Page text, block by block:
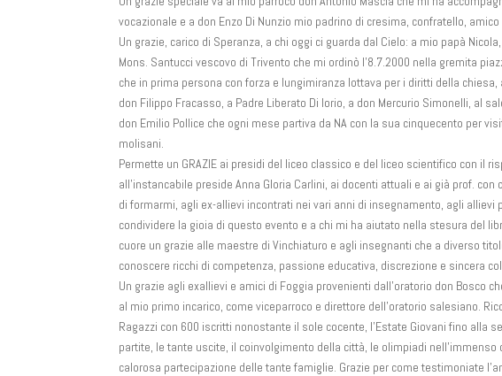
vocazionale e a don Enzo Di Nunzio mio padrino di cresima, confratello,
Un grazie, carico di Speranza, a chi oggi ci guarda dal Cielo: a mio papà
Mons. Santucci vescovo di Trivento che mi ordinò l’8.7.2000 nella gremita
che in prima persona con forza e lungimiranza lottava per i diritti della chiesa,
don Filippo Fracasso, a Padre Liberato Di Iorio, a don Mercurio Simonelli, al
don Emilio Pollice che ogni mese partiva da NA con la sua cinquecento per
molisani.
Permette un GRAZIE ai presidi del liceo classico e del liceo scientifico con il
all’instancabile preside Anna Gloria Carlini, ai docenti attuali e ai già prof. con
di formarmi, agli ex-allievi incontrati nei vari anni di insegnamento, agli allievi
condividere la gioia di questo evento e a chi mi ha aiutato nella stesura del
cuore un grazie alle maestre di Vinchiaturo e agli insegnanti che a diverso
conoscere ricchi di competenza, passione educativa, discrezione e sincera
Un grazie agli exallievi e amici di Foggia provenienti dall’oratorio don Bosco
al mio primo incarico, come viceparroco e direttore dell’oratorio salesiano.
Ragazzi con 600 iscritti nonostante il sole cocente, l’Estate Giovani fino alla
partite, le tante uscite, il coinvolgimento della città, le olimpiadi nell’immenso
calorosa partecipazione delle tante famiglie. Grazie per come testimoniate